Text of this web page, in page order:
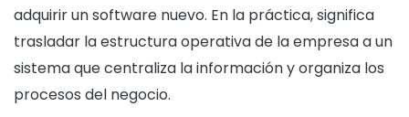
adquirir un software nuevo. En la práctica, significa
trasladar la estructura operativa de la empresa a un
sistema que centraliza la información y organiza los
procesos del negocio.